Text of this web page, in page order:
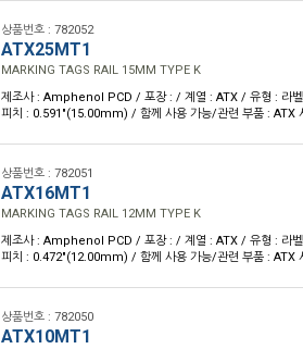
상품번호 : 782052
ATX25MT1
MARKING TAGS RAIL 15MM TYPE K
제조사 : Amphenol PCD / 포장 : / 계열 : ATX / 유형 : 라
피치 : 0.591"(15.00mm) / 함께 사용 가능/관련 부품 : ATX
상품번호 : 782051
ATX16MT1
MARKING TAGS RAIL 12MM TYPE K
제조사 : Amphenol PCD / 포장 : / 계열 : ATX / 유형 : 라
피치 : 0.472"(12.00mm) / 함께 사용 가능/관련 부품 : ATX
상품번호 : 782050
ATX10MT1